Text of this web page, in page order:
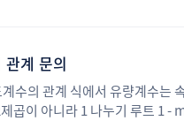
관계 문의
수의 관계 식에서 유량계수는
곱이 아니라 1 나누기 루트 1 -